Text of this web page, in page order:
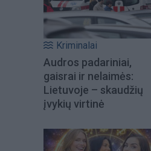
Kriminalai
Audros padariniai,
gaisrai ir nelaimės:
Lietuvoje – skaudžių
įvykių virtinė